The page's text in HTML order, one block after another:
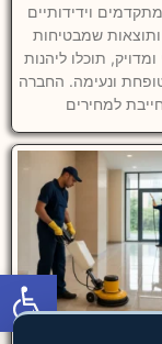
פתח
וידידותיים
שמבטיחות
ומדויק, תוכלו ליהנות
ונעימה. החברה
למחירים